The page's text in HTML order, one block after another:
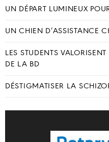
UN DÉPART LUMINEUX
UN CHIEN D’ASSISTANCE
LES STUDENTS
DE LA BD
DÉSTIGMATISER LA